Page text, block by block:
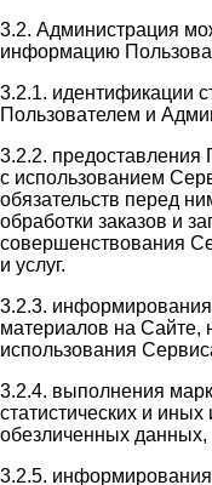
3.2. Администрация
информацию
3.2.1. идентификации
Пользователем и
3.2.2. предоставления
с использованием
обязательств перед
обработки заказов и
совершенствования
и услуг.
3.2.3.
материалов на Сайте,
использования
3.2.4. выполнения
статистических и
обезличенных данных,
3.2.5.